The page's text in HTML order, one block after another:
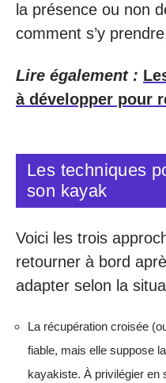
la présence ou non
comment s’y
Lire également :
à développer pour
Les techniques
son kayak
Voici les trois
retourner à bord
adapter selon la
La récupération croisée
fiable, mais elle suppose
kayakiste. À privilégier en